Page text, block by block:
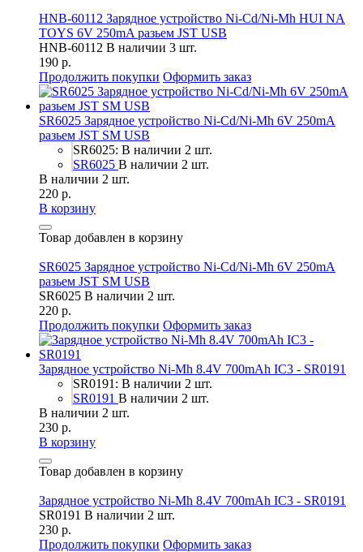
HNB-60112 Зарядное устройство Ni-Cd/Ni-Mh HUI NA
TOYS 6V 250mA разьем JST USB
HNB-60112 В наличии 3 шт.
190 р.
Продолжить покупки Оформить заказ
SR6025 Зарядное устройство Ni-Cd/Ni-Mh 6V 250mA
разьем JST SM USB
SR6025: В наличии 2 шт.
SR6025 В наличии 2 шт.
В наличии 2 шт.
220 р.
В корзину
Товар добавлен в корзину
SR6025 Зарядное устройство Ni-Cd/Ni-Mh 6V 250mA
разьем JST SM USB
SR6025 В наличии 2 шт.
220 р.
Продолжить покупки Оформить заказ
Зарядное устройство Ni-Mh 8.4V 700mAh IC3 - SR0191
SR0191: В наличии 2 шт.
SR0191 В наличии 2 шт.
В наличии 2 шт.
230 р.
В корзину
Товар добавлен в корзину
Зарядное устройство Ni-Mh 8.4V 700mAh IC3 - SR0191
SR0191 В наличии 2 шт.
230 р.
Продолжить покупки Оформить заказ